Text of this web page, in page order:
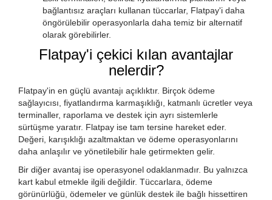
bağlantısız araçları kullanan tüccarlar, Flatpay'i daha
öngörülebilir operasyonlarla daha temiz bir alternatif
olarak görebilirler.
Flatpay'i çekici kılan avantajlar
nelerdir?
Flatpay'in en güçlü avantajı açıklıktır. Birçok ödeme
sağlayıcısı, fiyatlandırma karmaşıklığı, katmanlı ücretler veya
terminaller, raporlama ve destek için ayrı sistemlerle
sürtüşme yaratır. Flatpay ise tam tersine hareket eder.
Değeri, karışıklığı azaltmaktan ve ödeme operasyonlarını
daha anlaşılır ve yönetilebilir hale getirmekten gelir.
Bir diğer avantaj ise operasyonel odaklanmadır. Bu yalnızca
kart kabul etmekle ilgili değildir. Tüccarlara, ödeme
görünürlüğü, ödemeler ve günlük destek ile bağlı hissettiren